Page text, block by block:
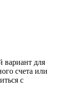
вариант для
счета или
с